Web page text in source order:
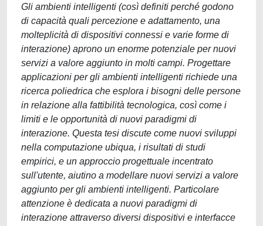
Gli ambienti intelligenti (così definiti perché godono
di capacità quali percezione e adattamento, una
molteplicità di dispositivi connessi e varie forme di
interazione) aprono un enorme potenziale per nuovi
servizi a valore aggiunto in molti campi. Progettare
applicazioni per gli ambienti intelligenti richiede una
ricerca poliedrica che esplora i bisogni delle persone
in relazione alla fattibilità tecnologica, così come i
limiti e le opportunità di nuovi paradigmi di
interazione. Questa tesi discute come nuovi sviluppi
nella computazione ubiqua, i risultati di studi
empirici, e un approccio progettuale incentrato
sull'utente, aiutino a modellare nuovi servizi a valore
aggiunto per gli ambienti intelligenti. Particolare
attenzione è dedicata a nuovi paradigmi di
interazione attraverso diversi dispositivi e interfacce